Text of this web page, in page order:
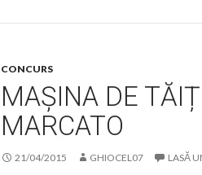
CONCURS
MAȘINA DE
MARCATO
21/04/2015 GHIOCEL07 LASĂ